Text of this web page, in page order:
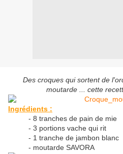
Des croques qui sortent de
moutarde ... cette
Ingrédients :
- 8 tranches de pain de mie
- 3 portions vache qui rit
- 1 tranche de jambon blanc
- moutarde SAVORA